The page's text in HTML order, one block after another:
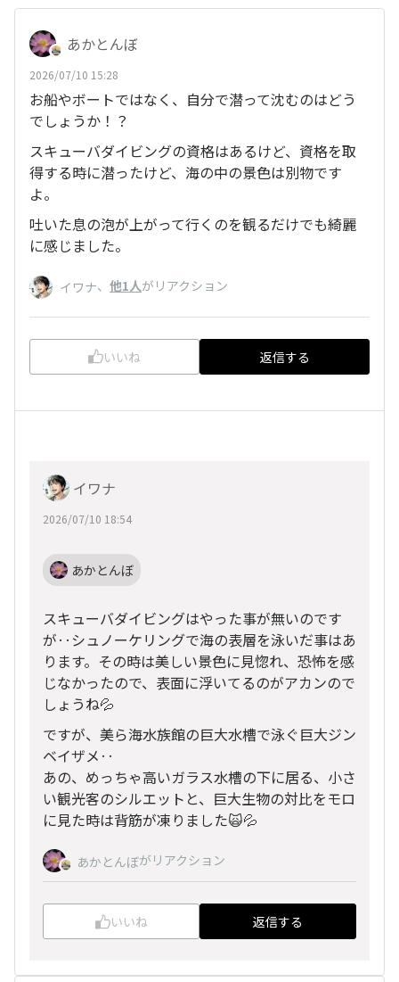
あかとんぼ
2026/07/10 15:28
お船やボートではなく、自分で潜って沈むのはどう
でしょうか！？
スキューバダイビングの資格はあるけど、資格を取
得する時に潜ったけど、海の中の景色は別物です
よ。
吐いた息の泡が上がって行くのを観るだけでも綺麗
に感じました。
イワナ、 他1人がリアクション
いいね 返信する
イワナ
2026/07/10 18:54
あかとんぼ
スキューバダイビングはやった事が無いのです
が‥シュノーケリングで海の表層を泳いだ事はあ
ります。その時は美しい景色に見惚れ、恐怖を感
じなかったので、表面に浮いてるのがアカンので
しょうね💦
ですが、美ら海水族館の巨大水槽で泳ぐ巨大ジン
ベイザメ‥
あの、めっちゃ高いガラス水槽の下に居る、小さ
い観光客のシルエットと、巨大生物の対比をモロ
に見た時は背筋が凍りました🙀💦
あかとんぼがリアクション
いいね 返信する